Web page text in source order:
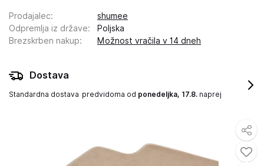
Prodajalec:
shumee
Odpremlja iz države:
Poljska
Brezskrben nakup: Možnost vračila v 14 dneh
Dostava
Standardna dostava predvidoma od ponedeljka, 17.8. naprej